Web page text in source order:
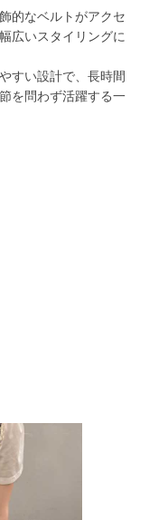
的なベルトがアクセ
広いスタイリングに
すい設計で、長時間
を問わず活躍する一